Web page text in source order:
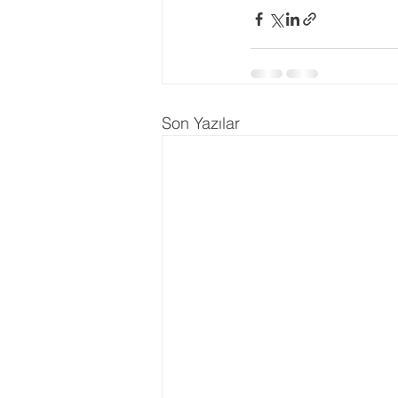
Ergenlik Danışmanlığı
Son Yazılar